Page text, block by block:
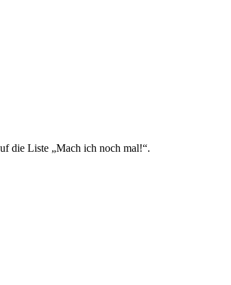
die Liste „Mach ich noch mal!“.